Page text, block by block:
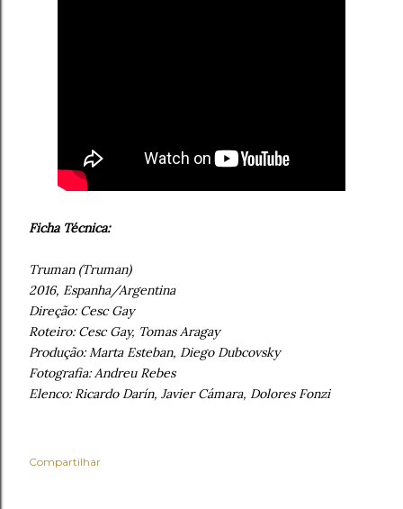
Ficha Técnica:
Truman (Truman)
2016, Espanha/Argentina
Direção: Cesc Gay
Roteiro: Cesc Gay, Tomas Aragay
Produção: Marta Esteban, Diego Dubcovsky
Fotografia: Andreu Rebes
Elenco: Ricardo Darín, Javier Cámara, Dolores Fonzi
Compartilhar